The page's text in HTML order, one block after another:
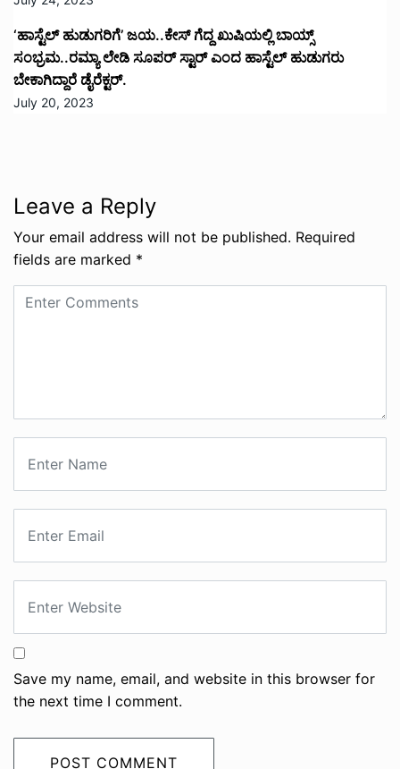
‘ಹಾಸ್ಟೆಲ್ ಹುಡುಗರಿಗೆ’ ಜಯ..ಕೇಸ್ ಗೆದ್ದ ಖುಷಿಯಲ್ಲಿ ಬಾಯ್ಸ್
ಸಂಭ್ರಮ..ರಮ್ಯಾ ಲೇಡಿ ಸೂಪರ್ ಸ್ಟಾರ್ ಎಂದ ಹಾಸ್ಟೆಲ್ ಹುಡುಗರು
ಬೇಕಾಗಿದ್ದಾರೆ ಡೈರೆಕ್ಟರ್.
July 20, 2023
Leave a Reply
Your email address will not be published. Required
fields are marked *
Save my name, email, and website in this browser for
the next time I comment.